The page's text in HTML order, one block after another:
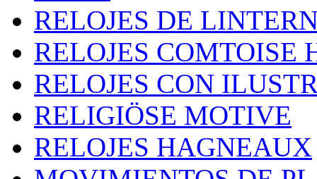
RELOJES DE
RELOJES COMTOISE
RELOJES CON
RELIGIÖSE MOTIVE
RELOJES HAGNEAUX